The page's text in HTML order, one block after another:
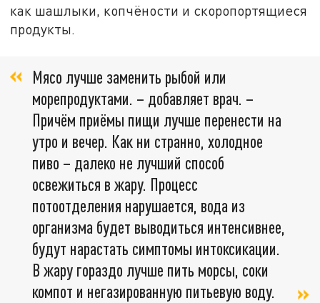
как шашлыки, копчёности и скоропортящиеся
продукты.
Мясо лучше заменить рыбой или
морепродуктами. – добавляет врач. –
Причём приёмы пищи лучше перенести на
утро и вечер. Как ни странно, холодное
пиво – далеко не лучший способ
освежиться в жару. Процесс
потоотделения нарушается, вода из
организма будет выводиться интенсивнее,
будут нарастать симптомы интоксикации.
В жару гораздо лучше пить морсы, соки
компот и негазированную питьевую воду.